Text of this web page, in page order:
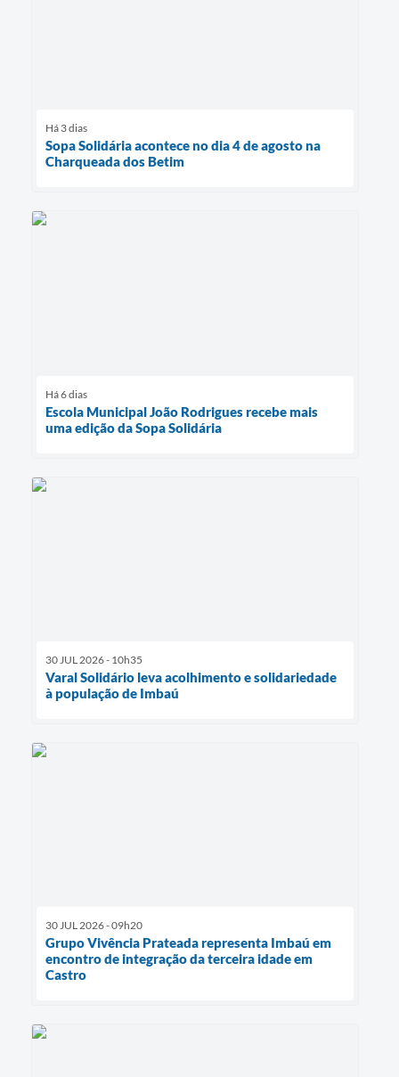
Há 3 dias
Sopa Solidária acontece no dia 4 de agosto na
Charqueada dos Betim
Há 6 dias
Escola Municipal João Rodrigues recebe mais
uma edição da Sopa Solidária
30 JUL 2026 - 10h35
Varal Solidário leva acolhimento e solidariedade
à população de Imbaú
30 JUL 2026 - 09h20
Grupo Vivência Prateada representa Imbaú em
encontro de integração da terceira idade em
Castro